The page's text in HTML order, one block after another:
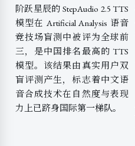
阶跃星辰的 StepAudio 2.5 TTS
模型在 Artificial Analysis 语音
竞技场盲测中被评为全球前
三，是中国排名最高的 TTS
模型。该结果由真实用户双
盲评测产生，标志着中文语
音合成技术在自然度与表现
力上已跻身国际第一梯队。